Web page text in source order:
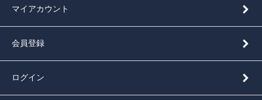
マイアカウント
会員登録
ログイン